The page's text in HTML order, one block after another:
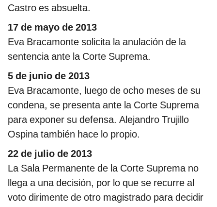
Castro es absuelta.
17 de mayo de 2013
Eva Bracamonte solicita la anulación de la
sentencia ante la Corte Suprema.
5 de junio de 2013
Eva Bracamonte, luego de ocho meses de su
condena, se presenta ante la Corte Suprema
para exponer su defensa. Alejandro Trujillo
Ospina también hace lo propio.
22 de julio de 2013
La Sala Permanente de la Corte Suprema no
llega a una decisión, por lo que se recurre al
voto dirimente de otro magistrado para decidir